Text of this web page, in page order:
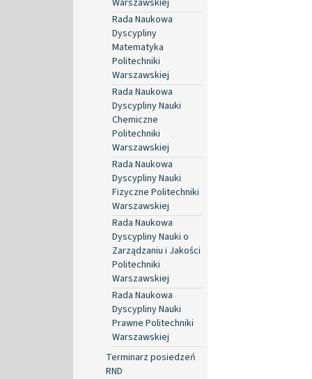
Rada Naukowa
Dyscypliny
Matematyka
Politechniki
Warszawskiej
Rada Naukowa
Dyscypliny Nauki
Chemiczne
Politechniki
Warszawskiej
Rada Naukowa
Dyscypliny Nauki
Fizyczne Politechniki
Warszawskiej
Rada Naukowa
Dyscypliny Nauki o
Zarządzaniu i Jakości
Politechniki
Warszawskiej
Rada Naukowa
Dyscypliny Nauki
Prawne Politechniki
Warszawskiej
Terminarz posiedzeń
RND